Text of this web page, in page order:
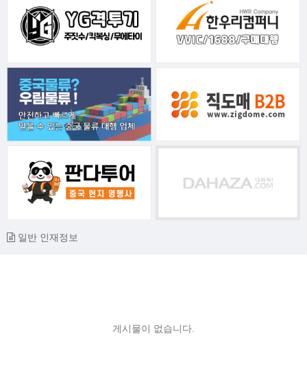
일반 인재정보
게시물이 없습니다.